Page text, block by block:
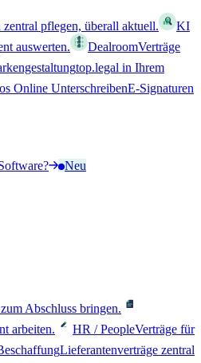
zentral pflegen, überall aktuell.
KI
auswerten. DealroomVerträge
top.legal in Ihrem
Online UnterschreibenE-Signaturen
Neu
Abschluss bringen.
arbeiten. HR / PeopleVerträge für
Lieferantenverträge zentral